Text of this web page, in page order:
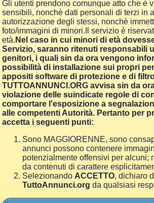
Gli utenti prendono comunque atto che è
sensibili, nonchè dati personali di terzi in
autorizzazione degli stessi, nonchè
foto/immagini di minori.Il servizio è
età. Nel caso in cui minori di età
Servizio, saranno ritenuti responsabili
genitori, i quali sin da ora vengono
possibilità di installazione sui propri
appositi software di protezione e di
TUTTOANNUNCI.ORG avvisa sin da
violazione delle suindicate regole di
comportare l'esposizione a
alle competenti Autorità. Pertanto per
accetta i seguenti punti:
Sono MAGGIORENNE, sono
annunci possono contenere
potenzialmente offensivi per alcuni;
da contenuti di carattere
Selezionando ACCETTO, dichiaro
TuttoAnnunci.org da qualsiasi